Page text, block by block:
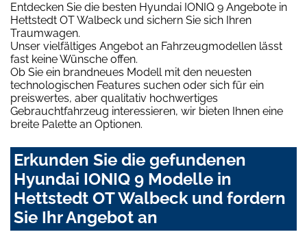
Entdecken Sie die besten Hyundai IONIQ 9 Angebote in
Hettstedt OT Walbeck und sichern Sie sich Ihren
Traumwagen.
Unser vielfältiges Angebot an Fahrzeugmodellen lässt
fast keine Wünsche offen.
Ob Sie ein brandneues Modell mit den neuesten
technologischen Features suchen oder sich für ein
preiswertes, aber qualitativ hochwertiges
Gebrauchtfahrzeug interessieren, wir bieten Ihnen eine
breite Palette an Optionen.
Erkunden Sie die gefundenen
Hyundai IONIQ 9 Modelle in
Hettstedt OT Walbeck und fordern
Sie Ihr Angebot an